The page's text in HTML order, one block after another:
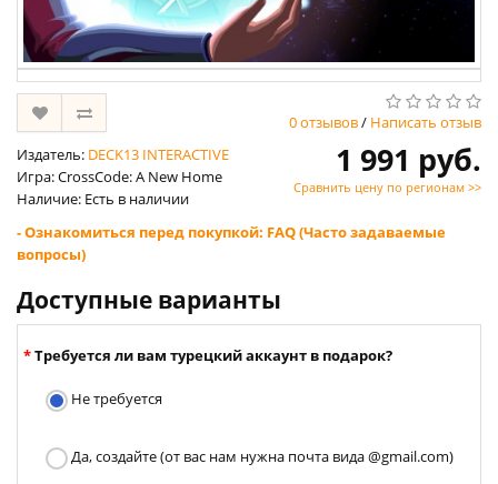
0 отзывов/ Написать отзыв
Издатель: DECK13 INTERACTIVE
Игра: CrossCode: A New Home
Наличие: Есть в наличии
1 991 руб.
Сравнить цену по регионам >>
- Ознакомиться перед покупкой: FAQ (Часто задаваемые
вопросы)
Доступные варианты
Требуется ли вам турецкий аккаунт в подарок?
Не требуется
Да, создайте (от вас нам нужна почта вида @gmail.com)